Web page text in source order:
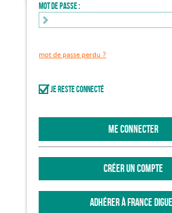
Mot de passe :
mot de passe perdu ?
Je reste connecté
ME CONNECTER
CRÉER UN COMPTE
ADHÉRER À FRANCE